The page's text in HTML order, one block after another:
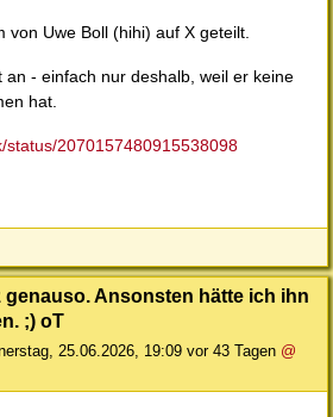
von Uwe Boll (hihi) auf X geteilt.
an - einfach nur deshalb, weil er keine
hat.
status/2070157480915538098
genauso. Ansonsten hätte ich ihn
;) oT
25.06.2026, 19:09 vor 43 Tagen @